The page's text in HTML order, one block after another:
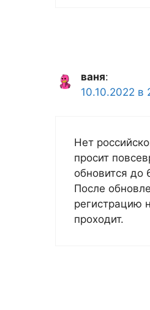
ваня:
10.10.2022 в
Нет
просит
обновится до
После
регистрацию
проходит.